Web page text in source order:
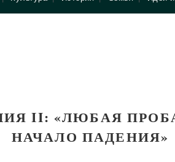
II: «ЛЮБАЯ
НАЧАЛО ПАДЕНИЯ»